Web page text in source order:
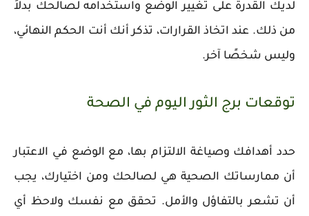
لديك القدرة على تغيير الوضع واستخدامه لصالحك بدلاً
من ذلك. عند اتخاذ القرارات، تذكر أنك أنت الحكم النهائي،
وليس شخصًا آخر.
توقعات برج الثور اليوم في الصحة
حدد أهدافك وصياغة الالتزام بها، مع الوضع في الاعتبار
أن ممارساتك الصحية هي لصالحك ومن اختيارك، يجب
أن تشعر بالتفاؤل والأمل. تحقق مع نفسك ولاحظ أي